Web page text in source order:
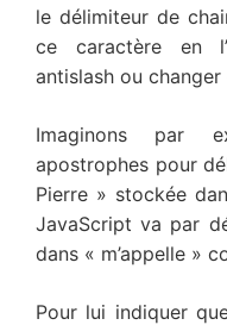
le délimiteur de
ce caractère en
antislash ou
Imaginons par
apostrophes pour
Pierre » stockée
JavaScript va par
dans « m’appelle »
Pour lui indiquer